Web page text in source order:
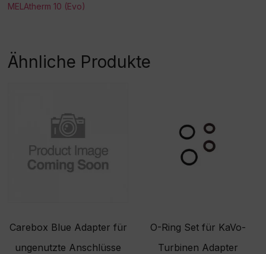
MELAtherm 10 (Evo)
Ähnliche Produkte
Carebox Blue Adapter für
ungenutzte Anschlüsse
O-Ring Set für KaVo-
Turbinen Adapter